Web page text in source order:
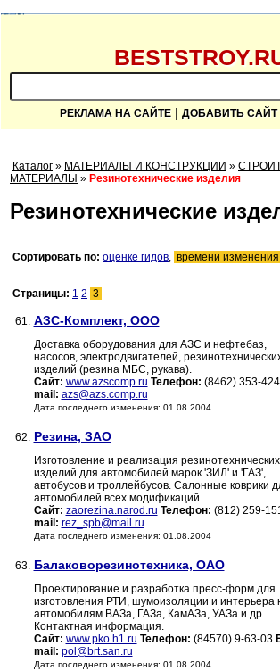
РЕКЛАМА НА САЙТЕ| ДОБАВИТЬ САЙТ
Каталог » МАТЕРИАЛЫ И КОНСТРУКЦИИ »
МАТЕРИАЛЫ » Резинотехнические изделия
Резинотехнические
Сортировать по: оценке гидов, времени изменения
Страницы: 1 2 3
61. АЗС-Комплект, ООО
Доставка оборудования для АЗС и нефтебаз,
насосов, электродвигателей,
изделий (резина МБС, рукава).
Сайт: www.azscomp.ru Телефон: (8462) 353-424
mail: azs@azs.comp.ru
Дата последнего изменения: 01.08.2004
62. Резина, ЗАО
Изготовление и реализация резинотехнических
изделий для автомобилей марок 'ЗИЛ' и 'ГАЗ',
автобусов и троллейбусов. Салонные коврики
автомобилей всех модификаций.
Сайт: zaorezina.narod.ru Телефон: (812) 259-
mail: rez_spb@mail.ru
Дата последнего изменения: 01.08.2004
63. Балаковорезинотехника, ОАО
Проектирование и разработка пресс-форм для
изготовления РТИ, шумоизоляции и интерьера
автомобилям ВАЗа, ГАЗа, КамАЗа, УАЗа и др.
Контактная информация.
Сайт: www.pko.h1.ru Телефон: (84570) 9-63-03
mail: pol@brt.san.ru
Дата последнего изменения: 01.08.2004